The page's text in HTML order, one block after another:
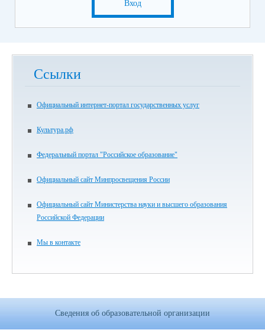
Вход
Ссылки
Официальный интернет-портал государственных услуг
Культура.рф
Федеральный портал "Российское образование"
Официальный сайт Минпросвещения России
Официальный сайт Министерства науки и высшего образования
Российской Федерации
Мы в контакте
Сведения об образовательной организации